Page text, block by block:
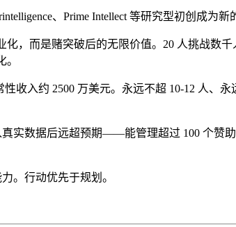
、Prime Intellect 等研究型初创成为新
而是赌突破后的无限价值。20 人挑战数千
收入约 2500 万美元。永远不超 10-12 人
实数据后远超预期——能管理超过 100 个赞
。行动优先于规划。